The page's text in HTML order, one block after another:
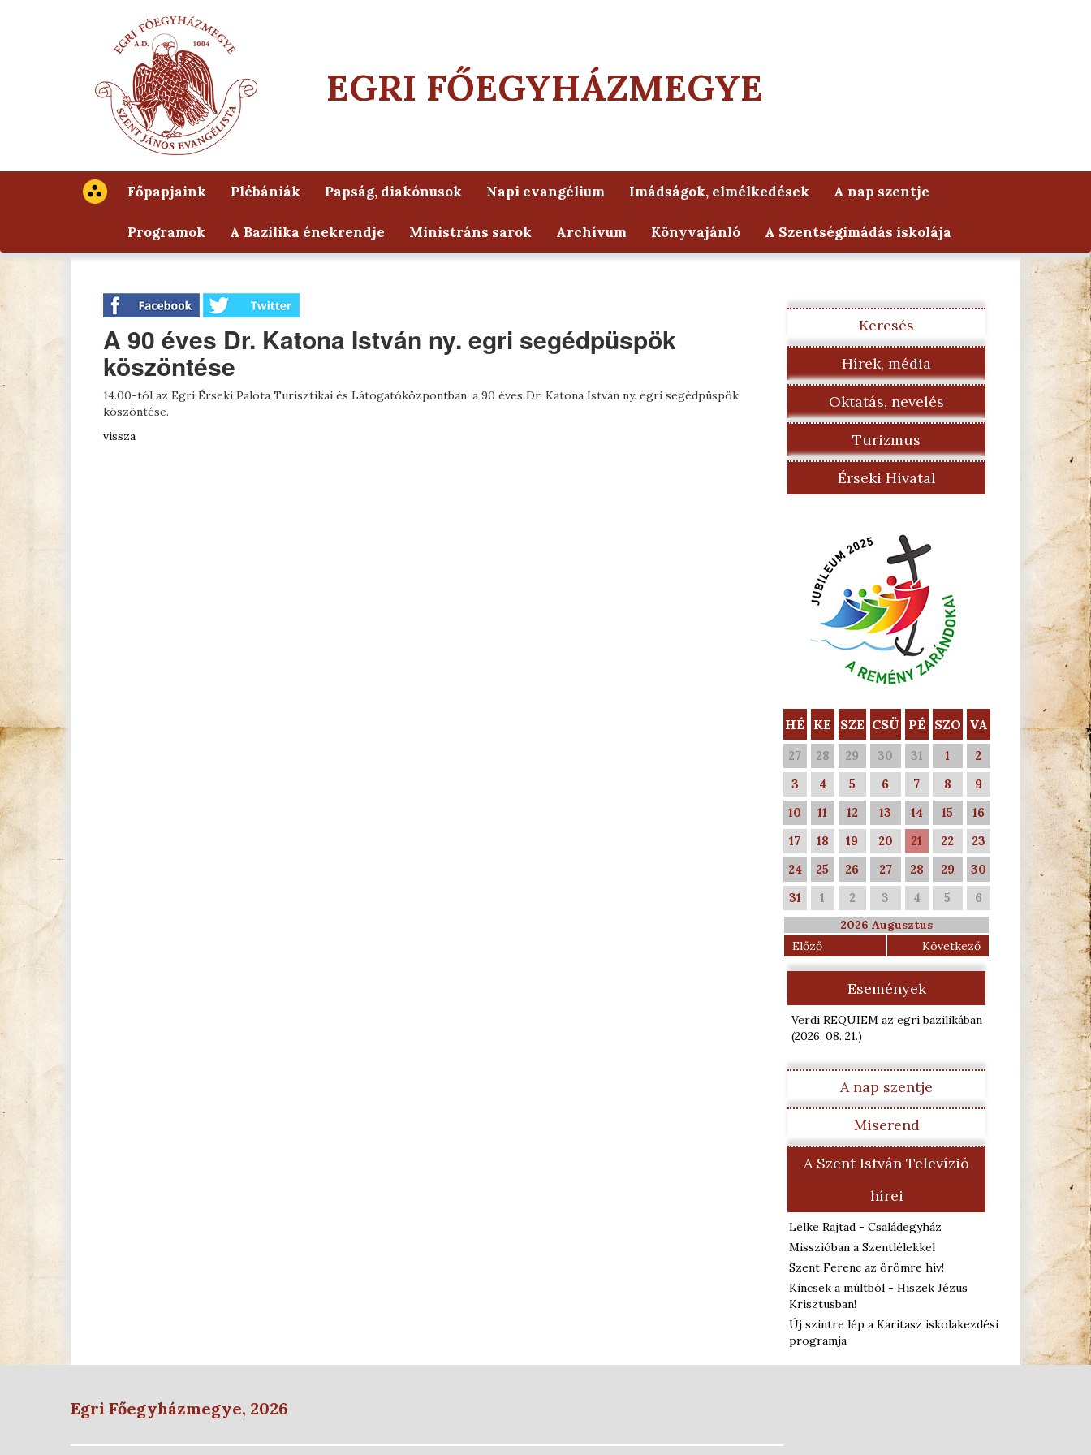
EGRI FŐEGYHÁZMEGYE
Főpapjaink Plébániák Papság, diakónusok Napi evangélium Imádságok, elmélkedések A nap szentje
Programok A Bazilika énekrendje Ministráns sarok Archívum Könyvajánló A Szentségimádás iskolája
A 90 éves Dr. Katona István ny. egri segédpüspök
köszöntése
14.00-tól az Egri Érseki Palota Turisztikai és Látogatóközpontban, a 90 éves Dr. Katona István ny. egri segédpüspök
köszöntése.
vissza
Keresés
Hírek, média
Oktatás, nevelés
Turizmus
Érseki Hivatal
HÉ KE SZE CSÜ PÉ SZO VA
27 28 29 30 31 1
2
3
4 5 6 7 8
9
10
11 12 13 14 15
16
17
18 19 20 21 22
23
24
25 26 27 28 29
30
31
1 2 3 4 5 6
2026 Augusztus
Előző
Következő
Események
Verdi REQUIEM az egri bazilikában
(2026. 08. 21.)
A nap szentje
Miserend
A Szent István Televízió
hírei
Lelke Rajtad - Családegyház
Misszióban a Szentlélekkel
Szent Ferenc az örömre hív!
Kincsek a múltból - Hiszek Jézus
Krisztusban!
Új szintre lép a Karitasz iskolakezdési
programja
Egri Főegyházmegye, 2026